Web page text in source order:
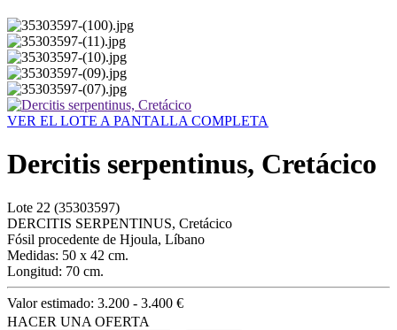
VER EL LOTE A PANTALLA COMPLETA
Dercitis serpentinus, Cretácico
Lote 22 (35303597)
DERCITIS SERPENTINUS, Cretácico
Fósil procedente de Hjoula, Líbano
Medidas: 50 x 42 cm.
Longitud: 70 cm.
Valor estimado: 3.200 - 3.400 €
HACER UNA OFERTA